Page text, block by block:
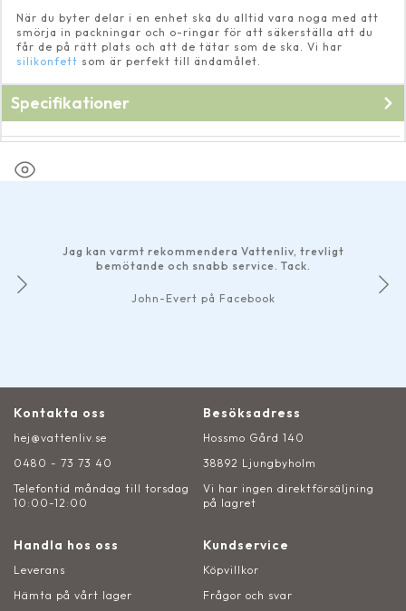
När du byter delar i en enhet ska du alltid vara noga med att
smörja in packningar och o-ringar för att säkerställa att du
får de på rätt plats och att de tätar som de ska. Vi har
silikonfett som är perfekt till ändamålet.
Specifikationer
Jag kan varmt rekommendera Vattenliv, trevligt
bemötande och snabb service. Tack.
John-Evert på Facebook
Kontakta oss
hej@vattenliv.se
0480 - 73 73 40
Telefontid måndag till torsdag
10:00-12:00
Besöksadress
Hossmo Gård 140
38892 Ljungbyholm
Vi har ingen direktförsäljning
på lagret
Handla hos oss
Leverans
Hämta på vårt lager
Kundservice
Köpvillkor
Frågor och svar